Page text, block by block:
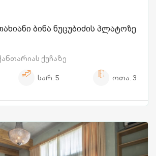
ბინა ნუცუბიძის პლატოზე
ქუჩაზე
სარ. 5 ოთა. 3